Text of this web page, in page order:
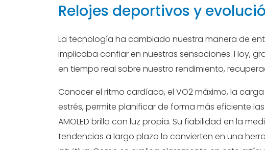
Relojes deportivos y
La tecnología ha cambiado nuestra manera de
implicaba confiar en nuestras sensaciones. Hoy,
en tiempo real sobre nuestro rendimiento,
Conocer el ritmo cardíaco, el VO2 máximo, la
estrés, permite planificar de forma más eficiente
AMOLED brilla con luz propia. Su fiabilidad en la
tendencias a largo plazo lo convierten en una